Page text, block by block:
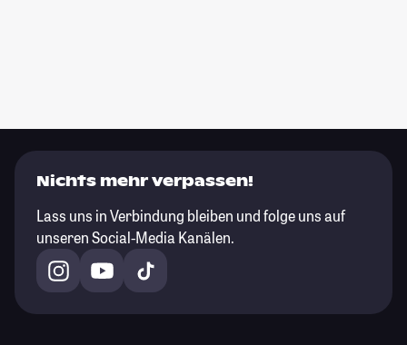
Nichts mehr verpassen!
Lass uns in Verbindung bleiben und folge uns auf
unseren Social-Media Kanälen.